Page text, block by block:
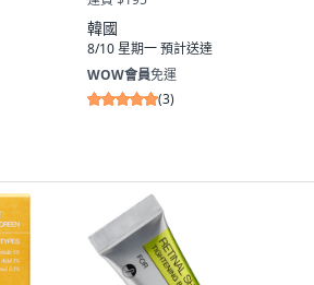
韓國
8/10 星期一預計送達
WOW會員免運
(3)